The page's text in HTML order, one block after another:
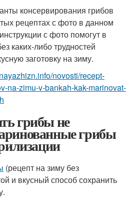
консервирования грибов
рецептах с фото в данном
с фото помогут в
каких-либо трудностей
заготовку на зиму.
novosti/recept-
na-zimu-v-bankah-kak-marinovat-
грибы не
грибы
(рецепт на зиму без
и вкусный способ сохранить